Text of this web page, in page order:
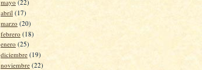
mayo (22)
abril (17)
marzo (20)
febrero (18)
enero (25)
diciembre (19)
noviembre (22)